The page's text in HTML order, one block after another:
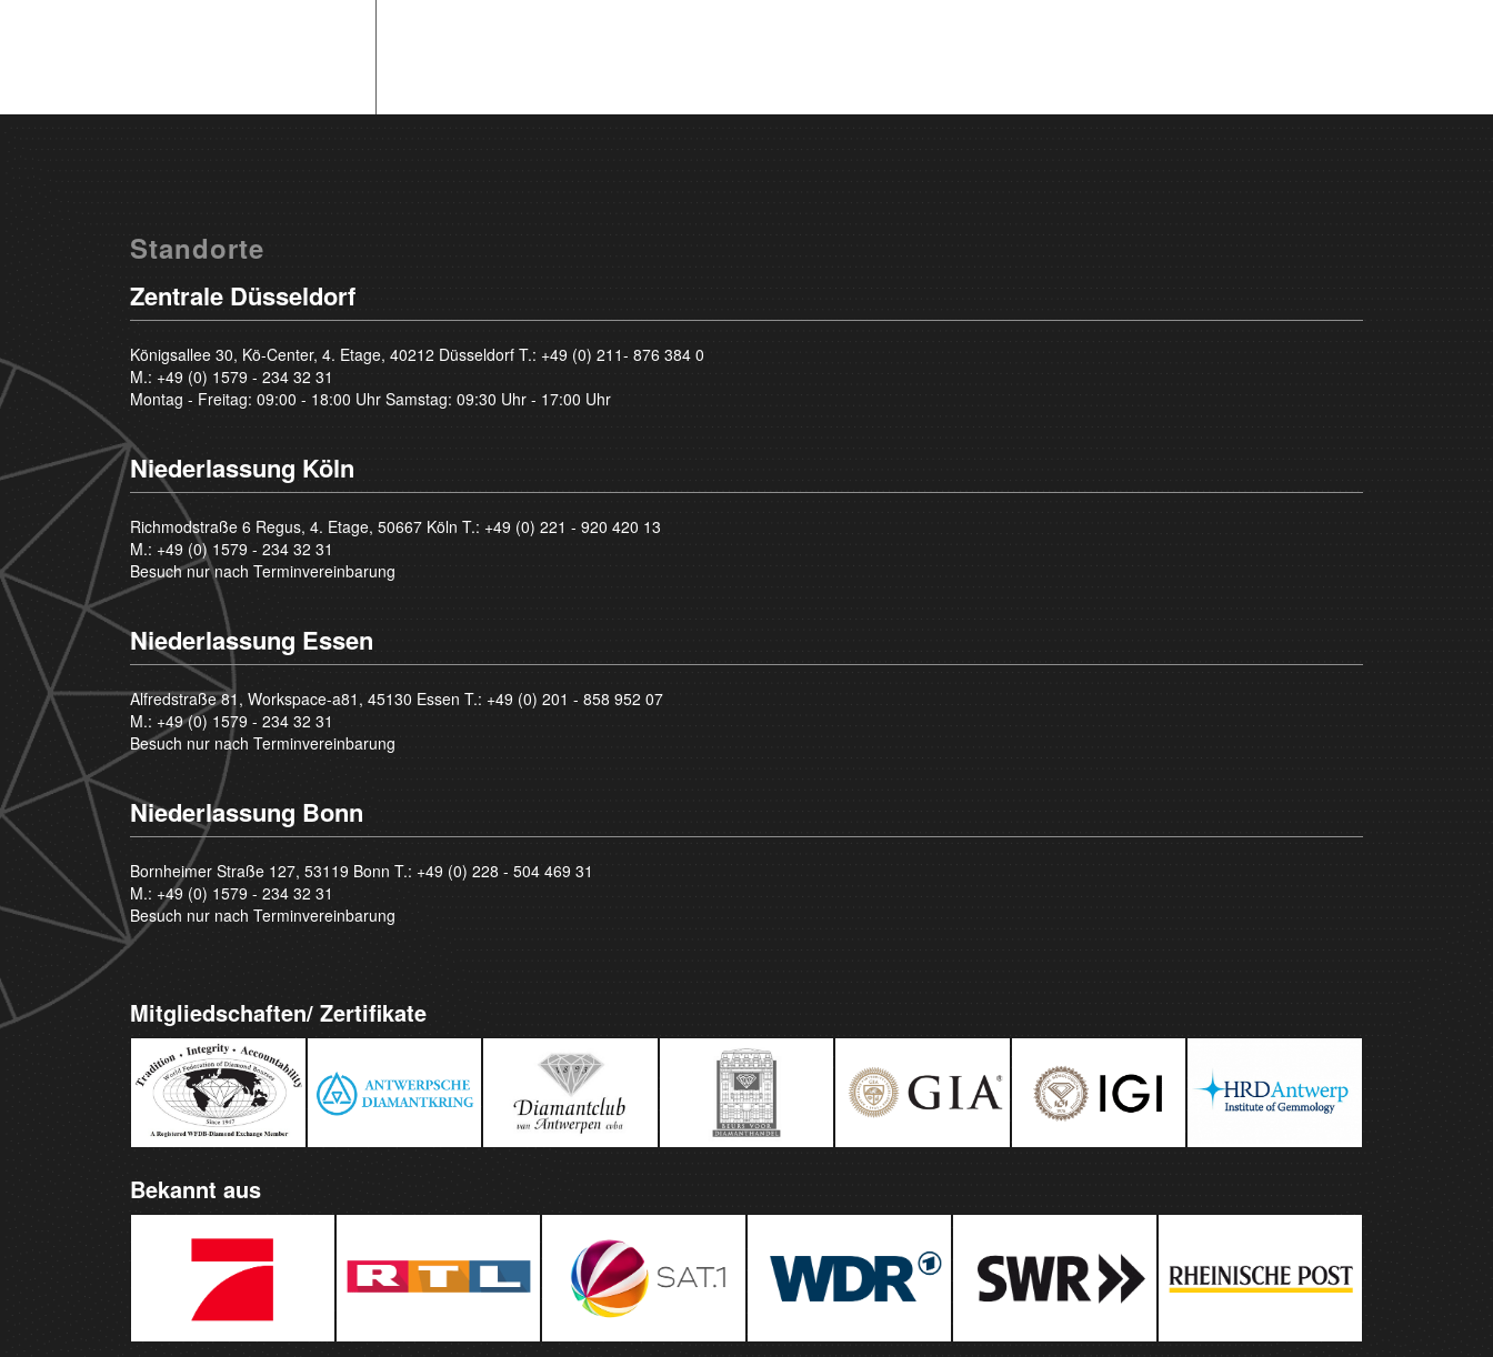
Standorte
Zentrale Düsseldorf
Königsallee 30, Kö-Center, 4. Etage, 40212 Düsseldorf T.: +49 (0) 211- 876 384 0
M.: +49 (0) 1579 - 234 32 31
Montag - Freitag: 09:00 - 18:00 Uhr Samstag: 09:30 Uhr - 17:00 Uhr
Niederlassung Köln
Richmodstraße 6 Regus, 4. Etage, 50667 Köln T.: +49 (0) 221 - 920 420 13
M.: +49 (0) 1579 - 234 32 31
Besuch nur nach Terminvereinbarung
Niederlassung Essen
Alfredstraße 81, Workspace-a81, 45130 Essen T.: +49 (0) 201 - 858 952 07
M.: +49 (0) 1579 - 234 32 31
Besuch nur nach Terminvereinbarung
Niederlassung Bonn
Bornheimer Straße 127, 53119 Bonn T.: +49 (0) 228 - 504 469 31
M.: +49 (0) 1579 - 234 32 31
Besuch nur nach Terminvereinbarung
Mitgliedschaften/ Zertifikate
Bekannt aus